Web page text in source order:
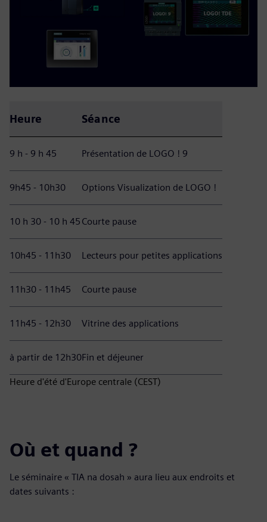
Heure Séance
9 h - 9 h 45 Présentation de LOGO ! 9
9h45 - 10h30 Options Visualization de LOGO !
10 h 30 - 10 h 45 Courte pause
10h45 - 11h30 Lecteurs pour petites applications
11h30 - 11h45 Courte pause
11h45 - 12h30 Vitrine des applications
à partir de 12h30Fin et déjeuner
Heure d'été d'Europe centrale (CEST)
Où et quand ?
Le séminaire « TIA na dosah » aura lieu aux endroits et
dates suivants :